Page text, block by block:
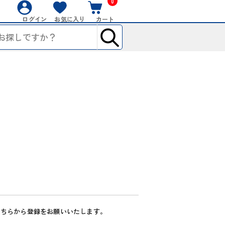
ログイン お気に入り カート
らから登録をお願いいたします。